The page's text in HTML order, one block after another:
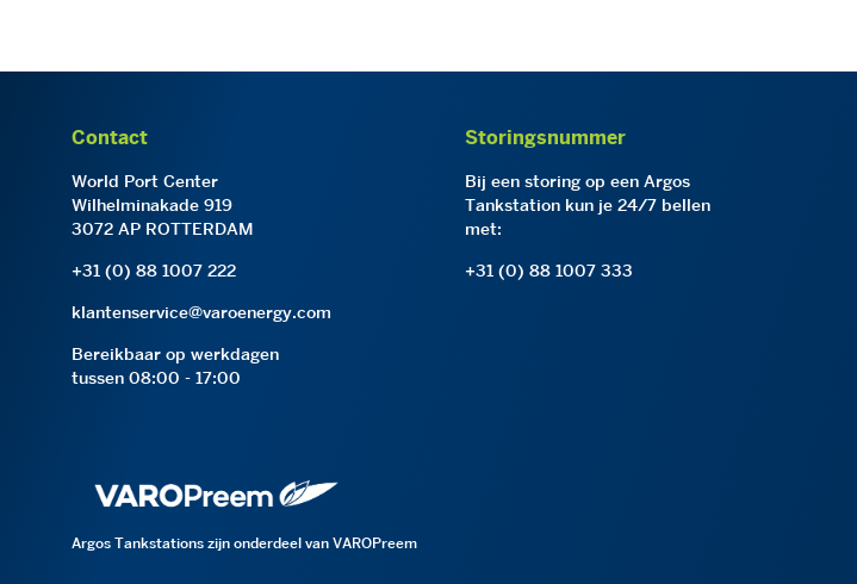
Contact
World Port Center
Wilhelminakade 919
3072 AP ROTTERDAM
+31 (0) 88 1007 222
klantenservice@varoenergy.com
Bereikbaar op werkdagen
tussen 08:00 - 17:00
Storingsnummer
Bij een storing op een Argos
Tankstation kun je 24/7 bellen
met:
+31 (0) 88 1007 333
Argos Tankstations zijn onderdeel van VAROPreem